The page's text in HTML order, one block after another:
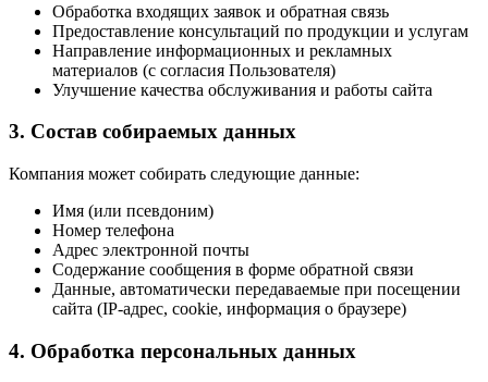
Обработка входящих заявок и обратная связь
Предоставление консультаций по продукции и услугам
Направление информационных и рекламных
материалов (с согласия Пользователя)
Улучшение качества обслуживания и работы сайта
3. Состав собираемых данных
Компания может собирать следующие данные:
Имя (или псевдоним)
Номер телефона
Адрес электронной почты
Содержание сообщения в форме обратной связи
Данные, автоматически передаваемые при посещении
сайта (IP-адрес, cookie, информация о браузере)
4. Обработка персональных данных